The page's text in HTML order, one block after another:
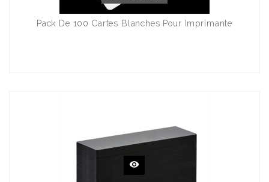
Pack De 100 Cartes Blanches Pour Imprimante